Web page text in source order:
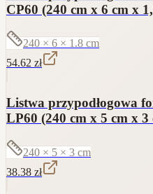
CP60 (240 cm x 6 cm x
240 × 6 × 1.8 cm
54.62 zł
Listwa przypodłogowa
LP60 (240 cm x 5 cm x 3
240 × 5 × 3 cm
38.38 zł